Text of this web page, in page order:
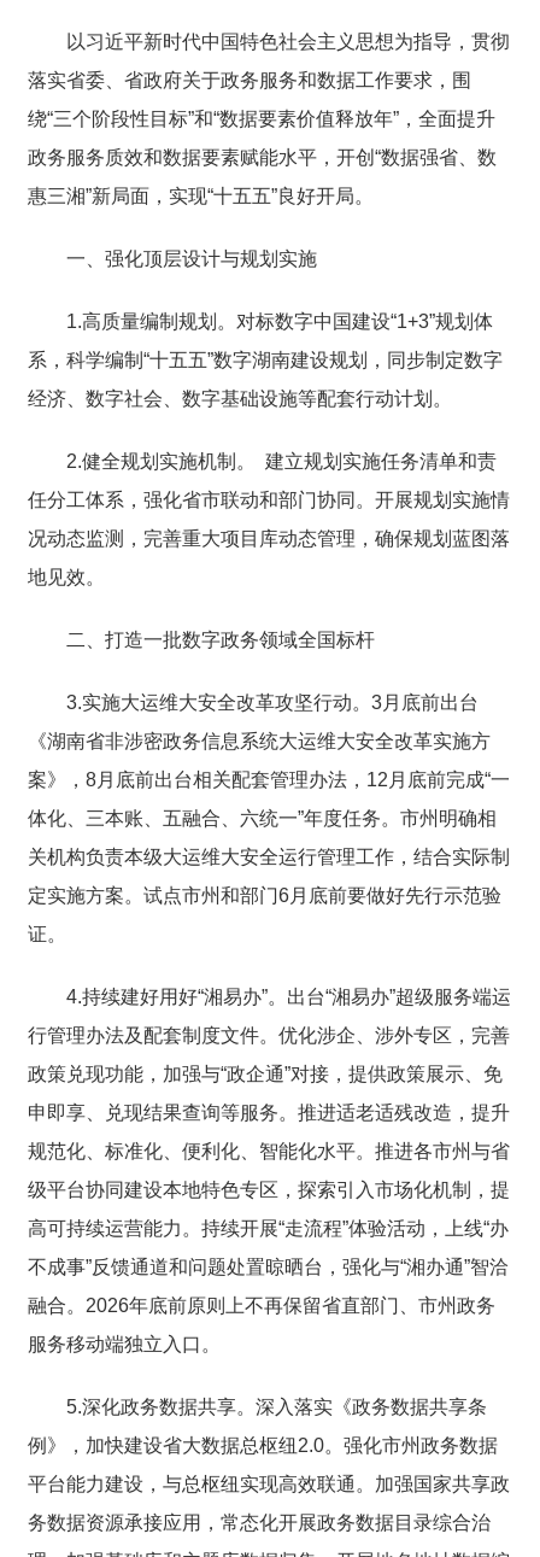
以习近平新时代中国特色社会主义思想为指导，贯彻
落实省委、省政府关于政务服务和数据工作要求，围
绕“三个阶段性目标”和“数据要素价值释放年”，全面提升
政务服务质效和数据要素赋能水平，开创“数据强省、数
惠三湘”新局面，实现“十五五”良好开局。
一、强化顶层设计与规划实施
1.高质量编制规划。对标数字中国建设“1+3”规划体
系，科学编制“十五五”数字湖南建设规划，同步制定数字
经济、数字社会、数字基础设施等配套行动计划。
2.健全规划实施机制。 建立规划实施任务清单和责
任分工体系，强化省市联动和部门协同。开展规划实施情
况动态监测，完善重大项目库动态管理，确保规划蓝图落
地见效。
二、打造一批数字政务领域全国标杆
3.实施大运维大安全改革攻坚行动。3月底前出台
《湖南省非涉密政务信息系统大运维大安全改革实施方
案》，8月底前出台相关配套管理办法，12月底前完成“一
体化、三本账、五融合、六统一”年度任务。市州明确相
关机构负责本级大运维大安全运行管理工作，结合实际制
定实施方案。试点市州和部门6月底前要做好先行示范验
证。
4.持续建好用好“湘易办”。出台“湘易办”超级服务端运
行管理办法及配套制度文件。优化涉企、涉外专区，完善
政策兑现功能，加强与“政企通”对接，提供政策展示、免
申即享、兑现结果查询等服务。推进适老适残改造，提升
规范化、标准化、便利化、智能化水平。推进各市州与省
级平台协同建设本地特色专区，探索引入市场化机制，提
高可持续运营能力。持续开展“走流程”体验活动，上线“办
不成事”反馈通道和问题处置晾晒台，强化与“湘办通”智洽
融合。2026年底前原则上不再保留省直部门、市州政务
服务移动端独立入口。
5.深化政务数据共享。深入落实《政务数据共享条
例》，加快建设省大数据总枢纽2.0。强化市州政务数据
平台能力建设，与总枢纽实现高效联通。加强国家共享政
务数据资源承接应用，常态化开展政务数据目录综合治